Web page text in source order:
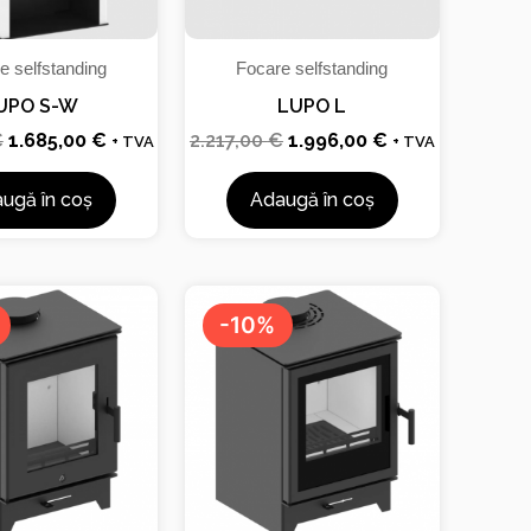
selfstanding
S-W
1.685,00 € + TVA
în coș
Focare selfstanding
LUPO L
2.217,00€ 1.996,00 € + TVA
Adaugă în coș
Prețul
inițial
fost:
1.002,00 €.
curent
este:
-10%
Prețul
inițial
fost:
curent
este: